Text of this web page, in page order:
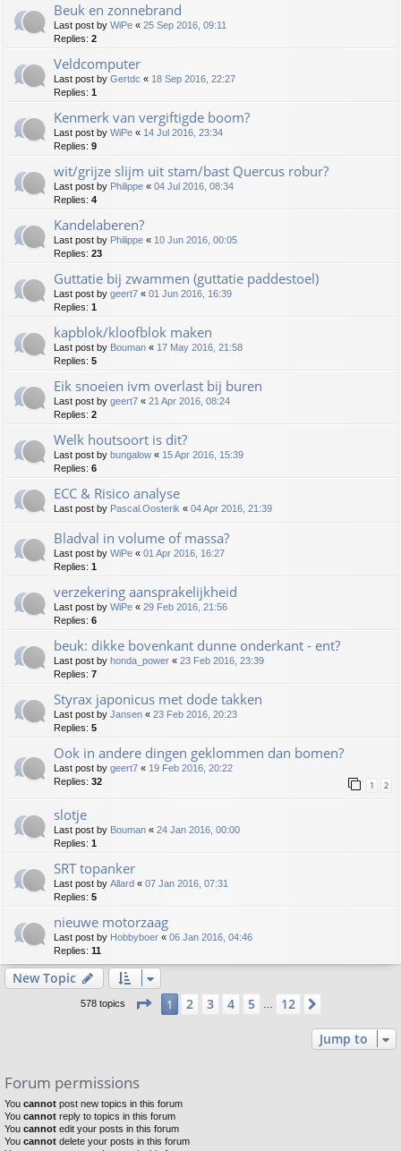
Beuk en zonnebrand
Last post by WiPe « 25 Sep 2016, 09:11
Replies: 2
Veldcomputer
Last post by Gertdc « 18 Sep 2016, 22:27
Replies: 1
Kenmerk van vergiftigde boom?
Last post by WiPe « 14 Jul 2016, 23:34
Replies: 9
wit/grijze slijm uit stam/bast Quercus robur?
Last post by Philippe « 04 Jul 2016, 08:34
Replies: 4
Kandelaberen?
Last post by Philippe « 10 Jun 2016, 00:05
Replies: 23
Guttatie bij zwammen (guttatie paddestoel)
Last post by geert7 « 01 Jun 2016, 16:39
Replies: 1
kapblok/kloofblok maken
Last post by Bouman « 17 May 2016, 21:58
Replies: 5
Eik snoeien ivm overlast bij buren
Last post by geert7 « 21 Apr 2016, 08:24
Replies: 2
Welk houtsoort is dit?
Last post by bungalow « 15 Apr 2016, 15:39
Replies: 6
ECC & Risico analyse
Last post by Pascal.Oosterik « 04 Apr 2016, 21:39
Bladval in volume of massa?
Last post by WiPe « 01 Apr 2016, 16:27
Replies: 1
verzekering aansprakelijkheid
Last post by WiPe « 29 Feb 2016, 21:56
Replies: 6
beuk: dikke bovenkant dunne onderkant - ent?
Last post by honda_power « 23 Feb 2016, 23:39
Replies: 7
Styrax japonicus met dode takken
Last post by Jansen « 23 Feb 2016, 20:23
Replies: 5
Ook in andere dingen geklommen dan bomen?
Last post by geert7 « 19 Feb 2016, 20:22
Replies: 32 1 2
slotje
Last post by Bouman « 24 Jan 2016, 00:00
Replies: 1
SRT topanker
Last post by Allard « 07 Jan 2016, 07:31
Replies: 5
nieuwe motorzaag
Last post by Hobbyboer « 06 Jan 2016, 04:46
Replies: 11
New Topic
578 topics Page 1of12
1 2 3 4 5 12
Jump to
Forum permissions
You cannot post new topics in this forum
You cannot reply to topics in this forum
You cannot edit your posts in this forum
You cannot delete your posts in this forum